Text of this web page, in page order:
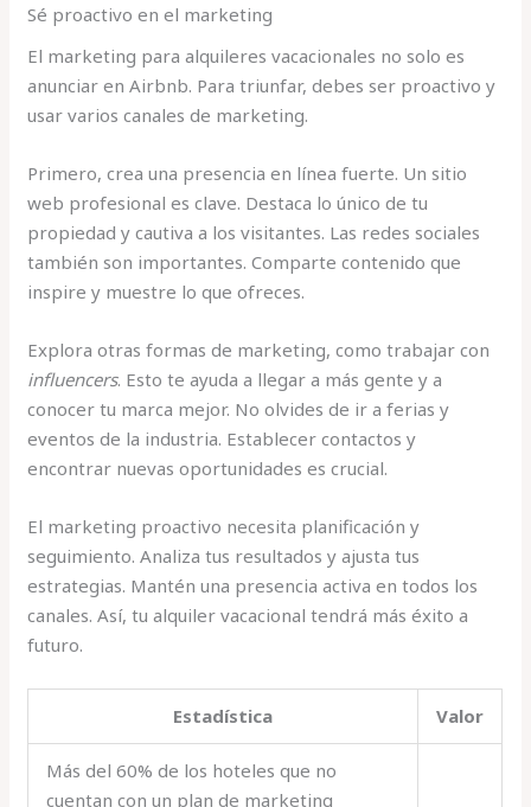
Sé proactivo en el marketing
El marketing para alquileres vacacionales no solo es
anunciar en Airbnb. Para triunfar, debes ser proactivo y
usar varios canales de marketing.
Primero, crea una presencia en línea fuerte. Un sitio
web profesional es clave. Destaca lo único de tu
propiedad y cautiva a los visitantes. Las redes sociales
también son importantes. Comparte contenido que
inspire y muestre lo que ofreces.
Explora otras formas de marketing, como trabajar con
influencers. Esto te ayuda a llegar a más gente y a
conocer tu marca mejor. No olvides de ir a ferias y
eventos de la industria. Establecer contactos y
encontrar nuevas oportunidades es crucial.
El marketing proactivo necesita planificación y
seguimiento. Analiza tus resultados y ajusta tus
estrategias. Mantén una presencia activa en todos los
canales. Así, tu alquiler vacacional tendrá más éxito a
futuro.
Estadística Valor
Más del 60% de los hoteles que no
cuentan con un plan de marketing